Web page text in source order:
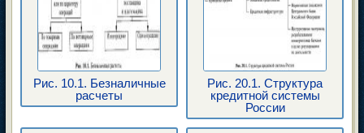
Рис. 10.1. Безналичные
расчеты
Рис. 20.1. Структура
кредитной системы
России